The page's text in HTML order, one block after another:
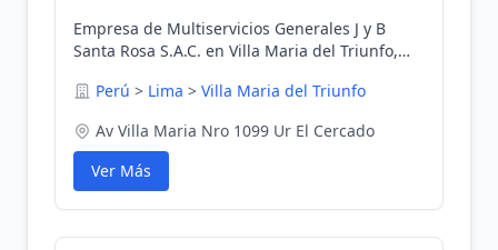
Empresa de Multiservicios Generales J y B
Santa Rosa S.A.C. en Villa Maria del Triunfo,
Perú > Lima > Villa Maria del Triunfo
Av Villa Maria Nro 1099 Ur El Cercado
Ver Más